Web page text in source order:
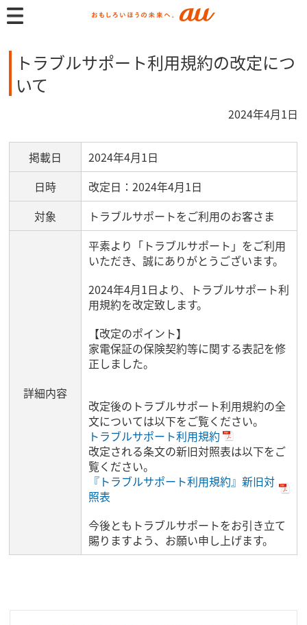
トラブルサポート利用規約の改定につ
いて
2024年4月1日
掲載日
2024年4月1日
日時
改定日：2024年4月1日
対象
トラブルサポートをご利用のお客さま
詳細内容
平素より「トラブルサポート」をご利用
いただき、誠にありがとうございます。
2024年4月1日より、トラブルサポート利
用規約を改定致します。
【改定のポイント】
家電保証の保険契約等に関する表記を修
正しました。
改定後のトラブルサポート利用規約の全
文については以下をご覧ください。
トラブルサポート利用規約
改定される条文の新旧対照表は以下をご
覧ください。
『トラブルサポート利用規約』新旧対
照表
今後ともトラブルサポートをお引き立て
賜りますよう、お願い申し上げます。